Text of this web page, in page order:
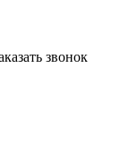
звонок